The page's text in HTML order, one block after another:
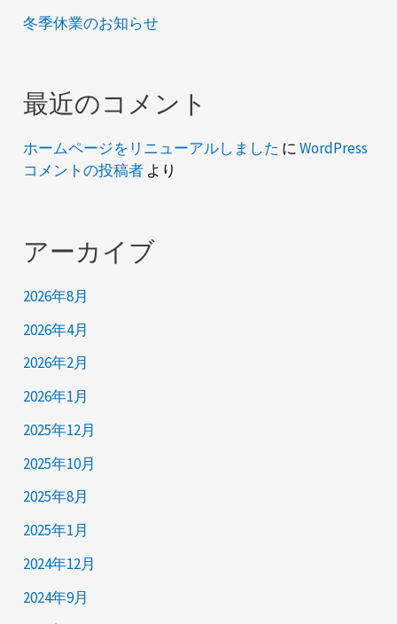
冬季休業のお知らせ
最近のコメント
ホームページをリニューアルしました にWordPress
コメントの投稿者より
アーカイブ
2026年8月
2026年4月
2026年2月
2026年1月
2025年12月
2025年10月
2025年8月
2025年1月
2024年12月
2024年9月